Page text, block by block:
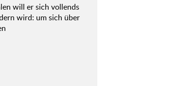
will er sich vollends
wird: um sich über